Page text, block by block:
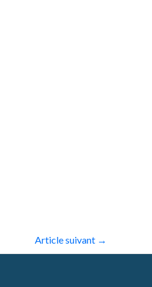
Article suivant →